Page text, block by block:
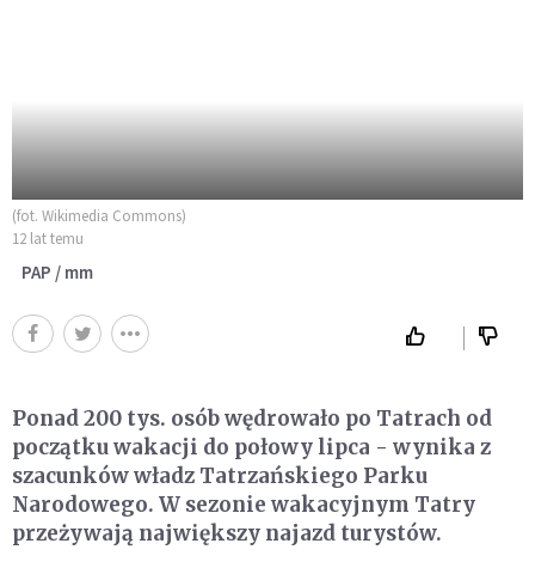
(fot. Wikimedia Commons)
12 lat temu
PAP / mm
Ponad 200 tys. osób wędrowało po Tatrach od
początku wakacji do połowy lipca - wynika z
szacunków władz Tatrzańskiego Parku
Narodowego. W sezonie wakacyjnym Tatry
przeżywają największy najazd turystów.